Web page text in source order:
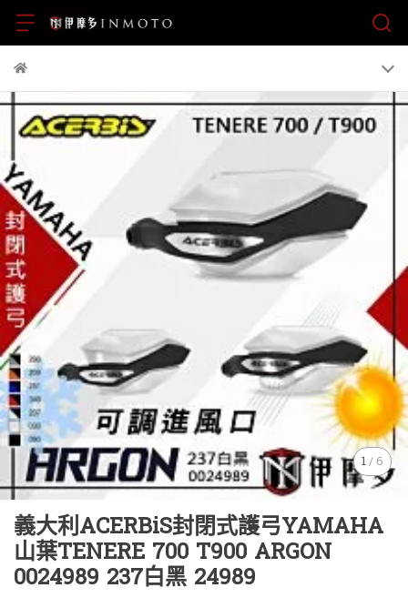
1/6
義大利ACERBiS封閉式護弓YAMAHA
山葉TENERE 700 T900 ARGON
0024989 237白黑 24989